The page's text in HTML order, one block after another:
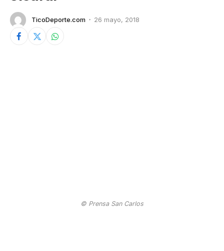
TicoDeporte.com 26 mayo, 2018
© Prensa San Carlos